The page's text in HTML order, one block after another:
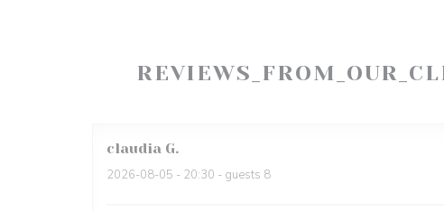
claudia G
2026-08-05 - 20:30 - guests 8